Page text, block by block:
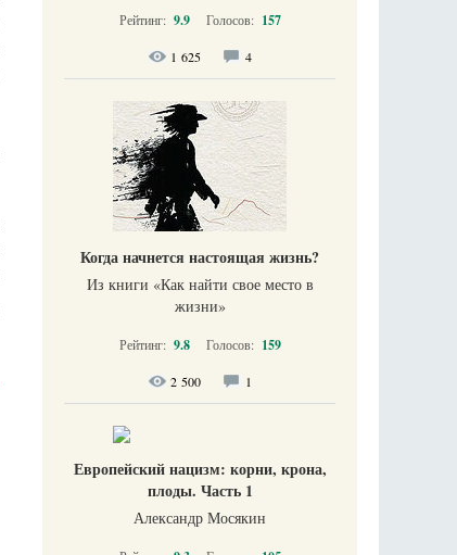
Рейтинг: 9.9 Голосов: 157
1 625 4
Когда начнется настоящая жизнь?
Из книги «Как найти свое место в
жизни​»
Рейтинг: 9.8 Голосов: 159
2 500 1
Европейский нацизм: корни, крона,
плоды. Часть 1
Александр Мосякин